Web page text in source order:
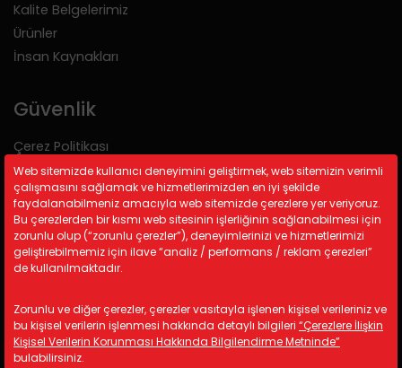
Kalite Belgelerimiz
Ürünler
İnsan Kaynakları
Güvenlik
Çerez Politikası
Gizlilik Politikası
KVKK
İletişim Bilgileri
A: Kemalpaşa Organize Sanayi
TÜRKİYE
M: info@astotomotiv.com
T: +90 232 877 21 33
Web sitemizde kullanıcı deneyimini geliştirmek, web sitemizin verimli
çalışmasını sağlamak ve hizmetlerimizden en iyi şekilde
faydalanabilmeniz amacıyla web sitemizde çerezlere yer veriyoruz.
Bu çerezlerden bir kısmı web sitesinin işlerliğinin sağlanabilmesi için
zorunlu olup (“zorunlu çerezler”), deneyimlerinizi ve hizmetlerimizi
geliştirebilmemiz için ilave “analiz / performans / reklam çerezleri”
de kullanılmaktadır.
Zorunlu ve diğer çerezler, çerezler vasıtayla işlenen kişisel verileriniz ve
bu kişisel verilerin işlenmesi hakkında detaylı bilgileri “Çerezlere İlişkin
Kişisel Verilerin Korunması Hakkında Bilgilendirme Metninde”
bulabilirsiniz.